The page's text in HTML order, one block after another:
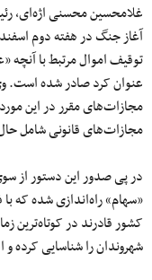
غلامحسین محسنی اژه‌ای،
توقیف اموال مرتبط با
عنوان کرد صادر شده است.
مجازات‌های مقرر در این
مجازات‌های قانونی شامل
در پی صدور این دستور از
«سهام» راه‌اندازی شده که
کشور قادرند در کوتاه‌ترین
شهروندان را شناسایی کرده و